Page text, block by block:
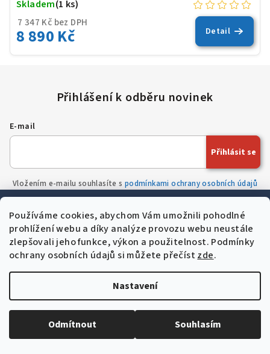
Používáme cookies, abychom Vám umožnili pohodlné
prohlížení webu a díky analýze provozu webu neustále
zlepšovali jeho funkce, výkon a použitelnost. Podmínky
ochrany osobních údajů si můžete přečíst zde.
Nastavení
Odmítnout Souhlasím
7 347 Kč bez DPH
8 890 Kč
Skladem(1 ks)
Detail
E-mail
Vložením e-mailu souhlasíte s podmínkami ochrany osobních údajů
Přihlásit se
Informace pro vás
help
Nejčastější dotazy
menu_book Slovník pojmů
storefront O nás